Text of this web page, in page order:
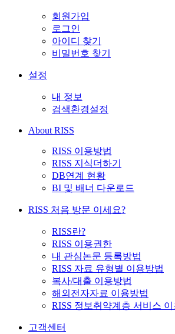
회원가입
로그인
아이디 찾기
비밀번호 찾기
설정
내 정보
검색환경설정
About RISS
RISS 이용방법
RISS 지식더하기
DB연계 현황
BI 및 배너 다운로드
RISS 처음 방문 이세요?
RISS란?
RISS 이용권한
내 관심논문 등록방법
RISS 자료 유형별 이용방법
복사/대출 이용방법
해외전자자료 이용방법
RISS 정보취약계층 서비스 이
고객센터